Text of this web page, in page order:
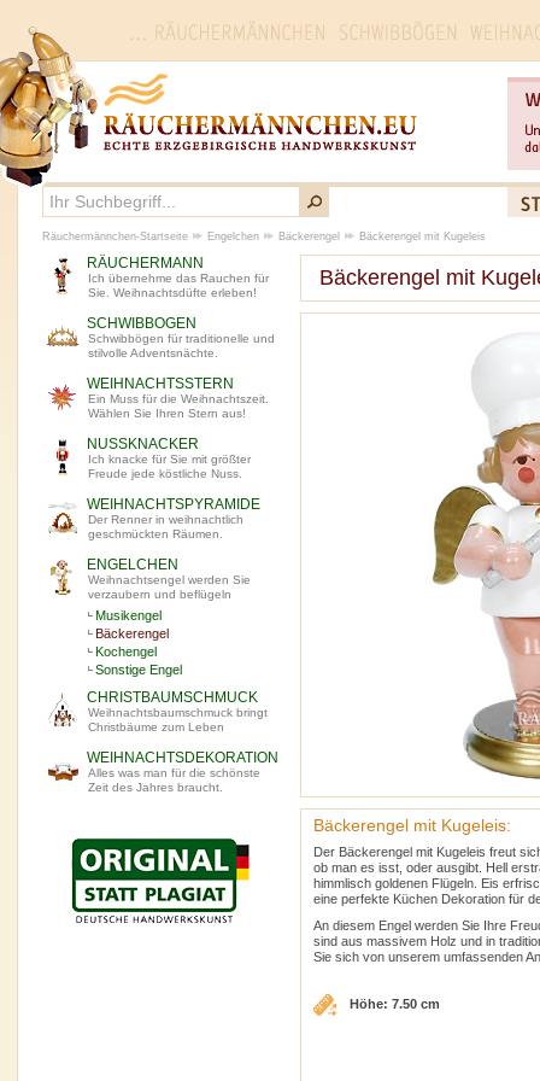
Bäckerengel mit
Bäckerengel mit Kugeleis:
Der Bäckerengel mit Kugeleis freut
ob man es isst, oder ausgibt. Hell
himmlisch goldenen Flügeln. Eis
eine perfekte Küchen Dekoration für
An diesem Engel werden Sie Ihre
sind aus massivem Holz und in
Sie sich von unserem umfassenden
Höhe: 7.50 cm
RÄUCHERMANN
Ich übernehme das Rauchen für
Sie. Weihnachtsdüfte erleben!
SCHWIBBOGEN
Schwibbögen für traditionelle und
stilvolle Adventsnächte.
WEIHNACHTSSTERN
Ein Muss für die Weihnachtszeit.
Wählen Sie Ihren Stern aus!
NUSSKNACKER
Ich knacke für Sie mit größter
Freude jede köstliche Nuss.
WEIHNACHTSPYRAMIDE
Der Renner in weihnachtlich
geschmückten Räumen.
ENGELCHEN
Weihnachtsengel werden Sie
verzaubern und beflügeln
Musikengel
Bäckerengel
Kochengel
Sonstige Engel
CHRISTBAUMSCHMUCK
Weihnachtsbaumschmuck bringt
Christbäume zum Leben
WEIHNACHTSDEKORATION
Alles was man für die schönste
Zeit des Jahres braucht.
Räuchermännchen-Startseite Engelchen Bäckerengel Bäckerengel mit Kugeleis